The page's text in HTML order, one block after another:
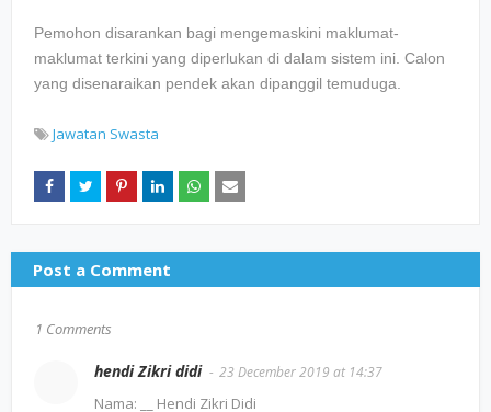
Pemohon disarankan bagi mengemaskini maklumat-
maklumat terkini yang diperlukan di dalam sistem ini. Calon
yang disenaraikan pendek akan dipanggil temuduga.
Jawatan Swasta
Post a Comment
1 Comments
hendi Zikri didi 23 December 2019 at 14:37
Nama: __ Hendi Zikri Didi